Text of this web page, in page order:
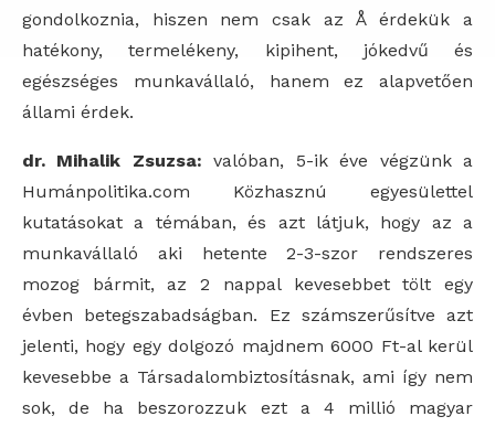
gondolkoznia, hiszen nem csak az Å érdekük a
hatékony, termelékeny, kipihent, jókedvű és
egészséges munkavállaló, hanem ez alapvetően
állami érdek.
dr. Mihalik Zsuzsa: valóban, 5-ik éve végzünk a
Humánpolitika.com Közhasznú egyesülettel
kutatásokat a témában, és azt látjuk, hogy az a
munkavállaló aki hetente 2-3-szor rendszeres
mozog bármit, az 2 nappal kevesebbet tölt egy
évben betegszabadságban. Ez számszerűsítve azt
jelenti, hogy egy dolgozó majdnem 6000 Ft-al kerül
kevesebbe a Társadalombiztosításnak, ami így nem
sok, de ha beszorozzuk ezt a 4 millió magyar